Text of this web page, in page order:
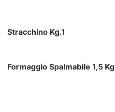
Stracchino Kg.1
Formaggio Spalmabile 1,5 Kg